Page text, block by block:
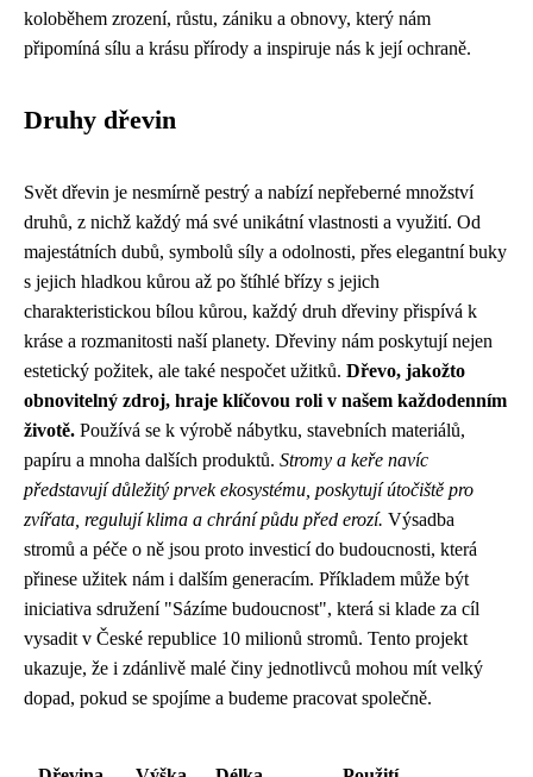
koloběhem zrození, růstu, zániku a obnovy, který nám
připomíná sílu a krásu přírody a inspiruje nás k její ochraně.
Druhy dřevin
Svět dřevin je nesmírně pestrý a nabízí nepřeberné množství
druhů, z nichž každý má své unikátní vlastnosti a využití. Od
majestátních dubů, symbolů síly a odolnosti, přes elegantní buky
s jejich hladkou kůrou až po štíhlé břízy s jejich
charakteristickou bílou kůrou, každý druh dřeviny přispívá k
kráse a rozmanitosti naší planety. Dřeviny nám poskytují nejen
estetický požitek, ale také nespočet užitků. Dřevo, jakožto
obnovitelný zdroj, hraje klíčovou roli v našem každodenním
životě. Používá se k výrobě nábytku, stavebních materiálů,
papíru a mnoha dalších produktů. Stromy a keře navíc
představují důležitý prvek ekosystému, poskytují útočiště pro
zvířata, regulují klima a chrání půdu před erozí. Výsadba
stromů a péče o ně jsou proto investicí do budoucnosti, která
přinese užitek nám i dalším generacím. Příkladem může být
iniciativa sdružení "Sázíme budoucnost", která si klade za cíl
vysadit v České republice 10 milionů stromů. Tento projekt
ukazuje, že i zdánlivě malé činy jednotlivců mohou mít velký
dopad, pokud se spojíme a budeme pracovat společně.